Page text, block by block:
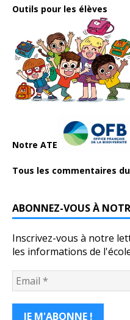
Outils pour les élèves
Notre ATE
Tous les commentaires
ABONNEZ-VOUS À
Inscrivez-vous à notre
les informations de